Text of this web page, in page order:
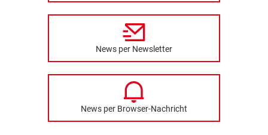
News per Newsletter
News per Browser-Nachricht